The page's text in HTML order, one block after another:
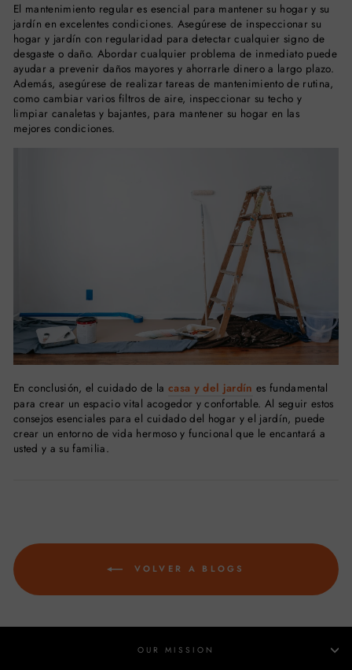
El mantenimiento regular es esencial para mantener su hogar y su
jardín en excelentes condiciones. Asegúrese de inspeccionar su
hogar y jardín con regularidad para detectar cualquier signo de
desgaste o daño. Abordar cualquier problema de inmediato puede
ayudar a prevenir daños mayores y ahorrarle dinero a largo plazo.
Además, asegúrese de realizar tareas de mantenimiento de rutina,
como cambiar varios filtros de aire, inspeccionar su techo y
limpiar canaletas y bajantes, para mantener su hogar en las
mejores condiciones.
En conclusión, el cuidado de la casa y del jardín es fundamental
para crear un espacio vital acogedor y confortable. Al seguir estos
consejos esenciales para el cuidado del hogar y el jardín, puede
crear un entorno de vida hermoso y funcional que le encantará a
usted y a su familia.
VOLVER A BLOGS
OUR MISSION